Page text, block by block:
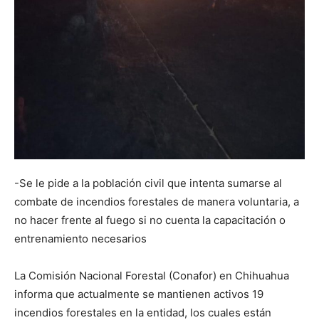
-Se le pide a la población civil que intenta sumarse al
combate de incendios forestales de manera voluntaria, a
no hacer frente al fuego si no cuenta la capacitación o
entrenamiento necesarios
La Comisión Nacional Forestal (Conafor) en Chihuahua
informa que actualmente se mantienen activos 19
incendios forestales en la entidad, los cuales están